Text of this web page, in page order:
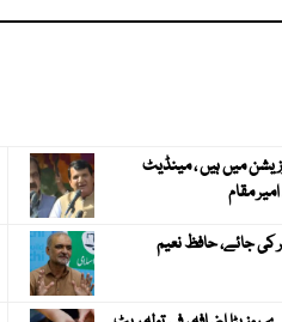
میں ہیں ، مینڈیٹ
مقام
فی لیٹر کی جائے، حافظ نعیم